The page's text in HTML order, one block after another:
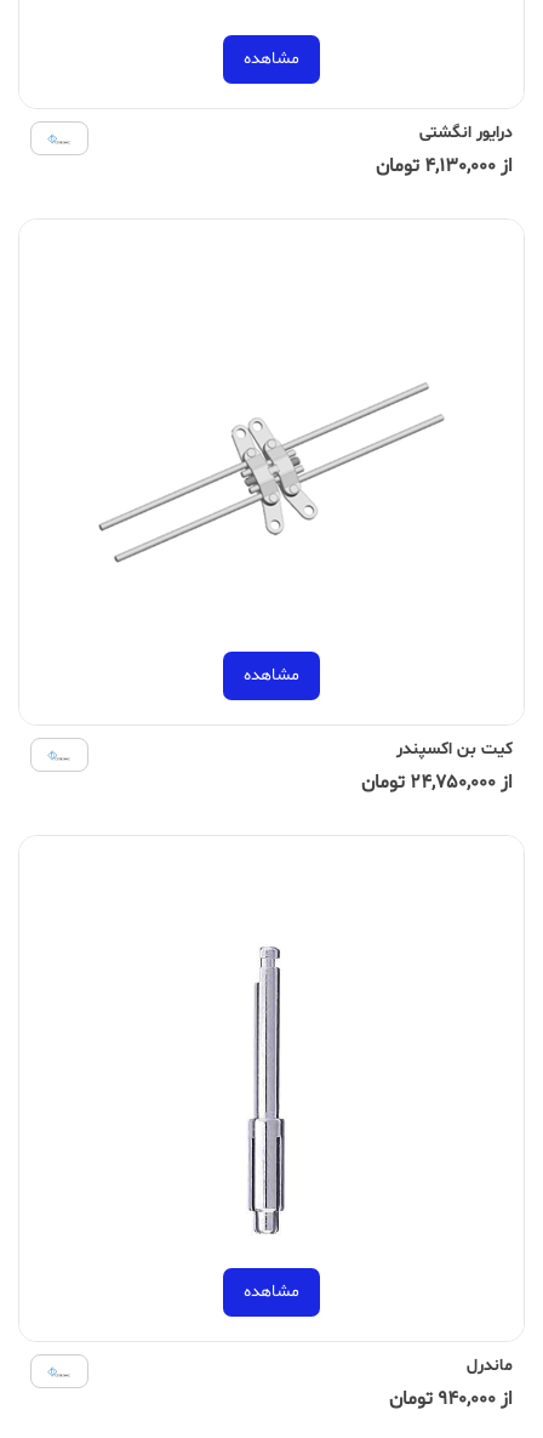
مشاهده
درایور انگشتی
از 4,130,000 تومان
مشاهده
کیت بن اکسپندر
از 24,750,000 تومان
مشاهده
ماندرل
از 940,000 تومان